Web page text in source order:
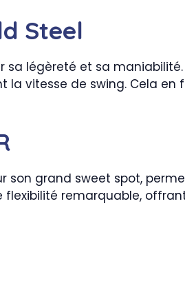
Steel
sa légèreté et sa
vitesse de swing. Cela en
son grand sweet spot,
remarquable,